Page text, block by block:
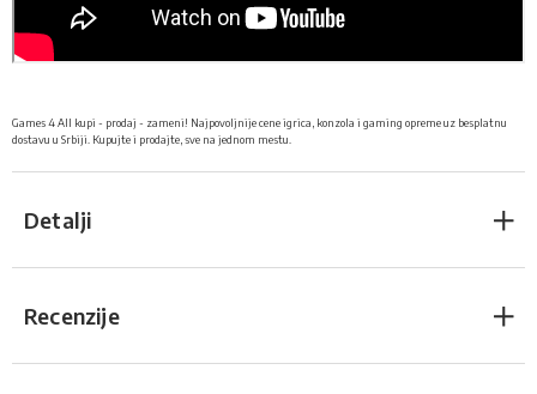
Games 4 All kupi - prodaj - zameni! Najpovoljnije cene igrica, konzola i gaming opreme uz besplatnu
dostavu u Srbiji. Kupujte i prodajte, sve na jednom mestu.
Detalji
Recenzije